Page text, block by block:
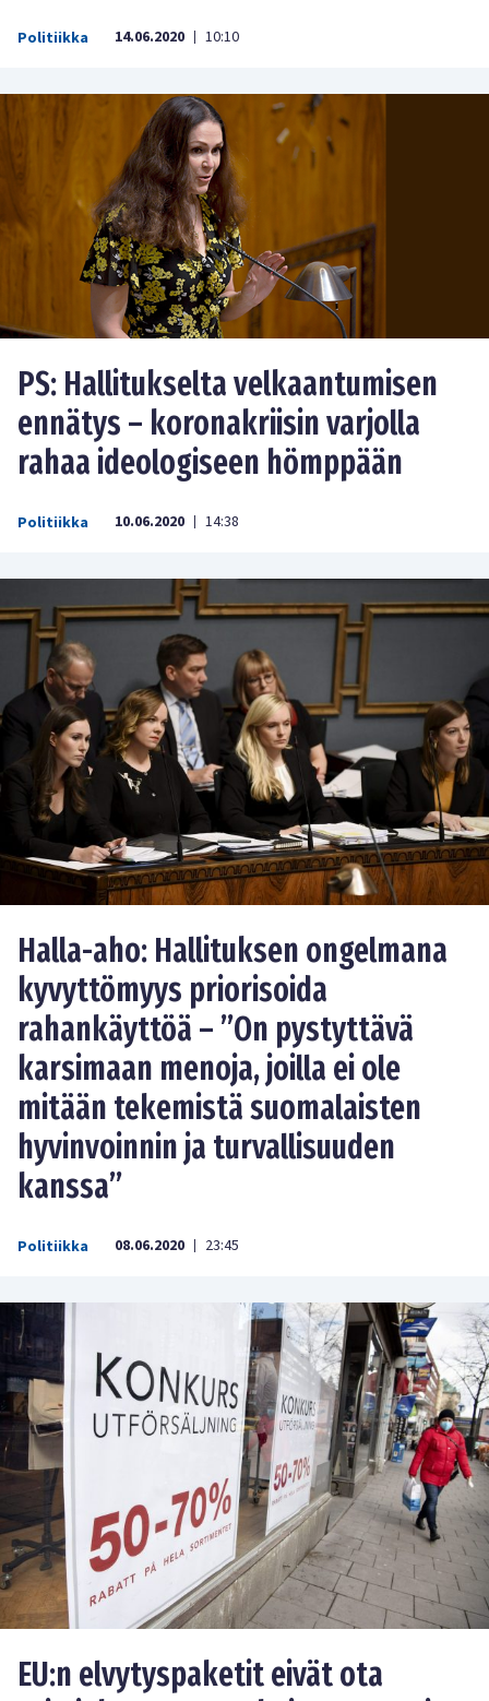
Politiikka 14.06.2020 | 10:10
PS: Hallitukselta velkaantumisen
ennätys – koronakriisin varjolla
rahaa ideologiseen hömppään
Politiikka 10.06.2020 | 14:38
Halla-aho: Hallituksen ongelmana
kyvyttömyys priorisoida
rahankäyttöä – ”On pystyttävä
karsimaan menoja, joilla ei ole
mitään tekemistä suomalaisten
hyvinvoinnin ja turvallisuuden
kanssa”
Politiikka 08.06.2020 | 23:45
EU:n elvytyspaketit eivät ota